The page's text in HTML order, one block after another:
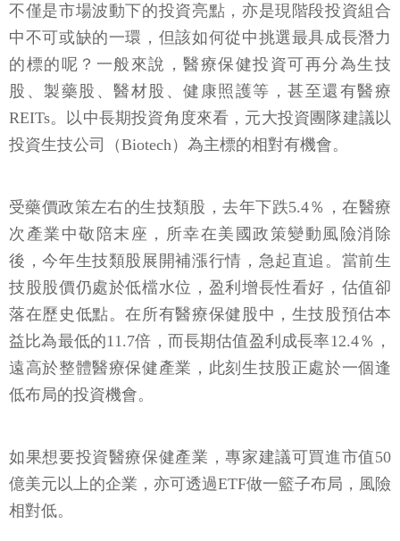
不僅是市場波動下的投資亮點，亦是現階段投資組合
中不可或缺的一環，但該如何從中挑選最具成長潛力
的標的呢？一般來說，醫療保健投資可再分為生技
股、製藥股、醫材股、健康照護等，甚至還有醫療
REITs。以中長期投資角度來看，元大投資團隊建議以
投資生技公司（Biotech）為主標的相對有機會。
受藥價政策左右的生技類股，去年下跌5.4％，在醫療
次產業中敬陪末座，所幸在美國政策變動風險消除
後，今年生技類股展開補漲行情，急起直追。當前生
技股股價仍處於低檔水位，盈利增長性看好，估值卻
落在歷史低點。在所有醫療保健股中，生技股預估本
益比為最低的11.7倍，而長期估值盈利成長率12.4％，
遠高於整體醫療保健產業，此刻生技股正處於一個逢
低布局的投資機會。
如果想要投資醫療保健產業，專家建議可買進市值50
億美元以上的企業，亦可透過ETF做一籃子布局，風險
相對低。